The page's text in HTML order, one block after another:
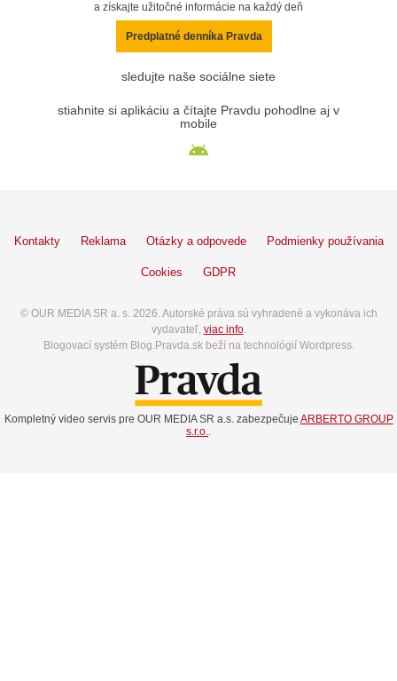
a získajte užitočné informácie na každý deň
Predplatné denníka Pravda
sledujte naše sociálne siete
stiahnite si aplikáciu a čítajte Pravdu pohodlne aj v
mobile
Kontakty Reklama Otázky a odpovede Podmienky používania
Cookies GDPR
© OUR MEDIA SR a. s. 2026. Autorské práva sú vyhradené a vykonáva ich
vydavateľ, viac info.
Blogovací systém Blog.Pravda.sk beží na technológií Wordpress.
Kompletný video servis pre OUR MEDIA SR a.s. zabezpečuje ARBERTO GROUP
s.r.o..